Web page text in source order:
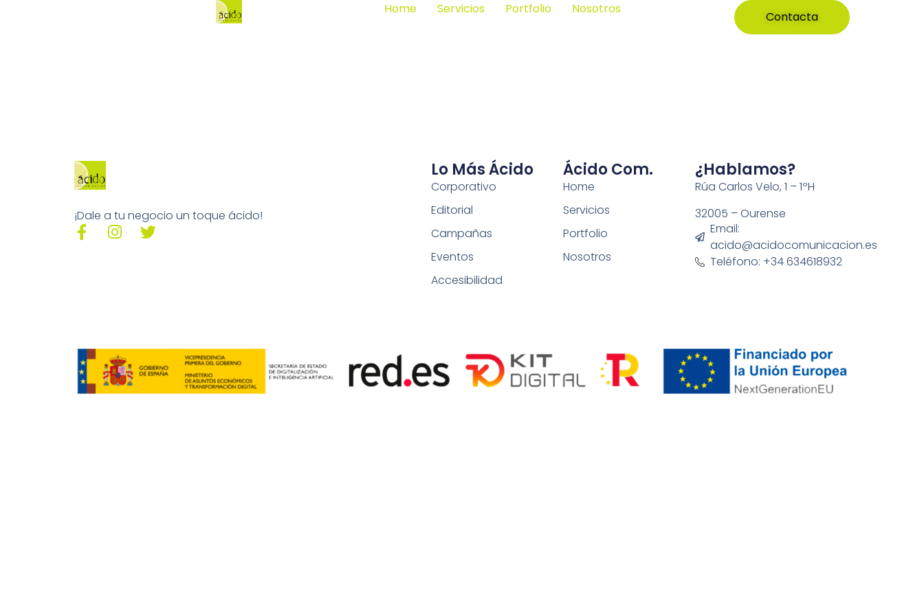
Home Servicios Portfolio Nosotros
Contacta
¡Dale a tu negocio un toque ácido!
Lo Más Ácido
Corporativo
Editorial
Campañas
Eventos
Accesibilidad
Ácido Com.
Home
Servicios
Portfolio
Nosotros
¿Hablamos?
Rúa Carlos Velo, 1 – 1ºH
32005 – Ourense
Email:
acido@acidocomunicacion.es
Teléfono: +34 634618932